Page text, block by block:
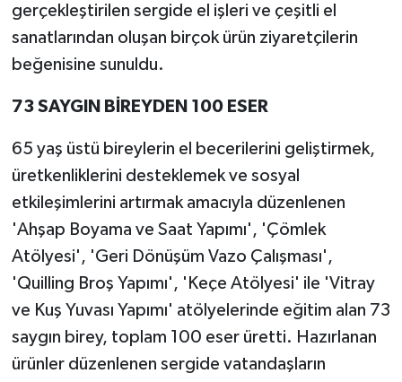
gerçekleştirilen sergide el işleri ve çeşitli el
sanatlarından oluşan birçok ürün ziyaretçilerin
beğenisine sunuldu.
73 SAYGIN BİREYDEN 100 ESER
65 yaş üstü bireylerin el becerilerini geliştirmek,
üretkenliklerini desteklemek ve sosyal
etkileşimlerini artırmak amacıyla düzenlenen
'Ahşap Boyama ve Saat Yapımı', 'Çömlek
Atölyesi', 'Geri Dönüşüm Vazo Çalışması',
'Quilling Broş Yapımı', 'Keçe Atölyesi' ile 'Vitray
ve Kuş Yuvası Yapımı' atölyelerinde eğitim alan 73
saygın birey, toplam 100 eser üretti. Hazırlanan
ürünler düzenlenen sergide vatandaşların